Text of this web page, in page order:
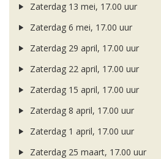
Zaterdag 13 mei, 17.00 uur
Zaterdag 6 mei, 17.00 uur
Zaterdag 29 april, 17.00 uur
Zaterdag 22 april, 17.00 uur
Zaterdag 15 april, 17.00 uur
Zaterdag 8 april, 17.00 uur
Zaterdag 1 april, 17.00 uur
Zaterdag 25 maart, 17.00 uur